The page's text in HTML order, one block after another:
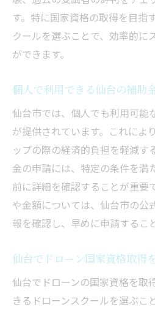
仙台での補助金利用
GAMドローンスクー
仙台でドローンを学
ドローン講習で補助金
仙台でのドローン補
補助金でお得に学べる仙
仙台での補助金利用
ドローンスクール仙
仙台での効率的なド
補助金を活用した仙
補助金利用でお得に
宮城のドローンスクール
宮城で資格を取るた
す。特に国家資格の取得を目指
クールを選ぶことで、効率的に
ができます。
個人で利用できる仙台の補助
仙台市では、個人でも利用可能
が提供されています。これによ
ップの際の経済的負担を軽減す
金の申請には、特定の条件を満
前に詳細を確認することが重要
や金額については、仙台市の公
報を確認し、早めに申請するこ
仙台でドローン国家資格取得
仙台でドローンの国家資格を取
きるドローンスクールを選ぶこ